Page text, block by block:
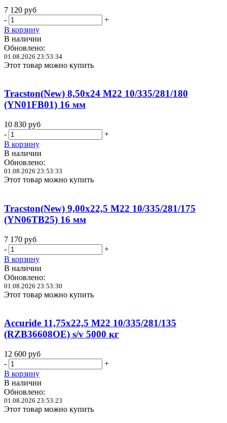
7 120 руб
-
+
В корзину
В наличии
Обновлено:
01.08.2026 23:53:34
Этот товар можно купить
Tracston(New) 8,50x24 M22 10/335/281/180
(YN01FB01) 16 мм
10 830 руб
-
+
В корзину
В наличии
Обновлено:
01.08.2026 23:53:33
Этот товар можно купить
Tracston(New) 9,00x22,5 M22 10/335/281/175
(YN06TB25) 16 мм
7 170 руб
-
+
В корзину
В наличии
Обновлено:
01.08.2026 23:53:30
Этот товар можно купить
Accuride 11,75x22,5 M22 10/335/281/135
(RZB36608OE) s/v 5000 кг
12 600 руб
-
+
В корзину
В наличии
Обновлено:
01.08.2026 23:53:23
Этот товар можно купить